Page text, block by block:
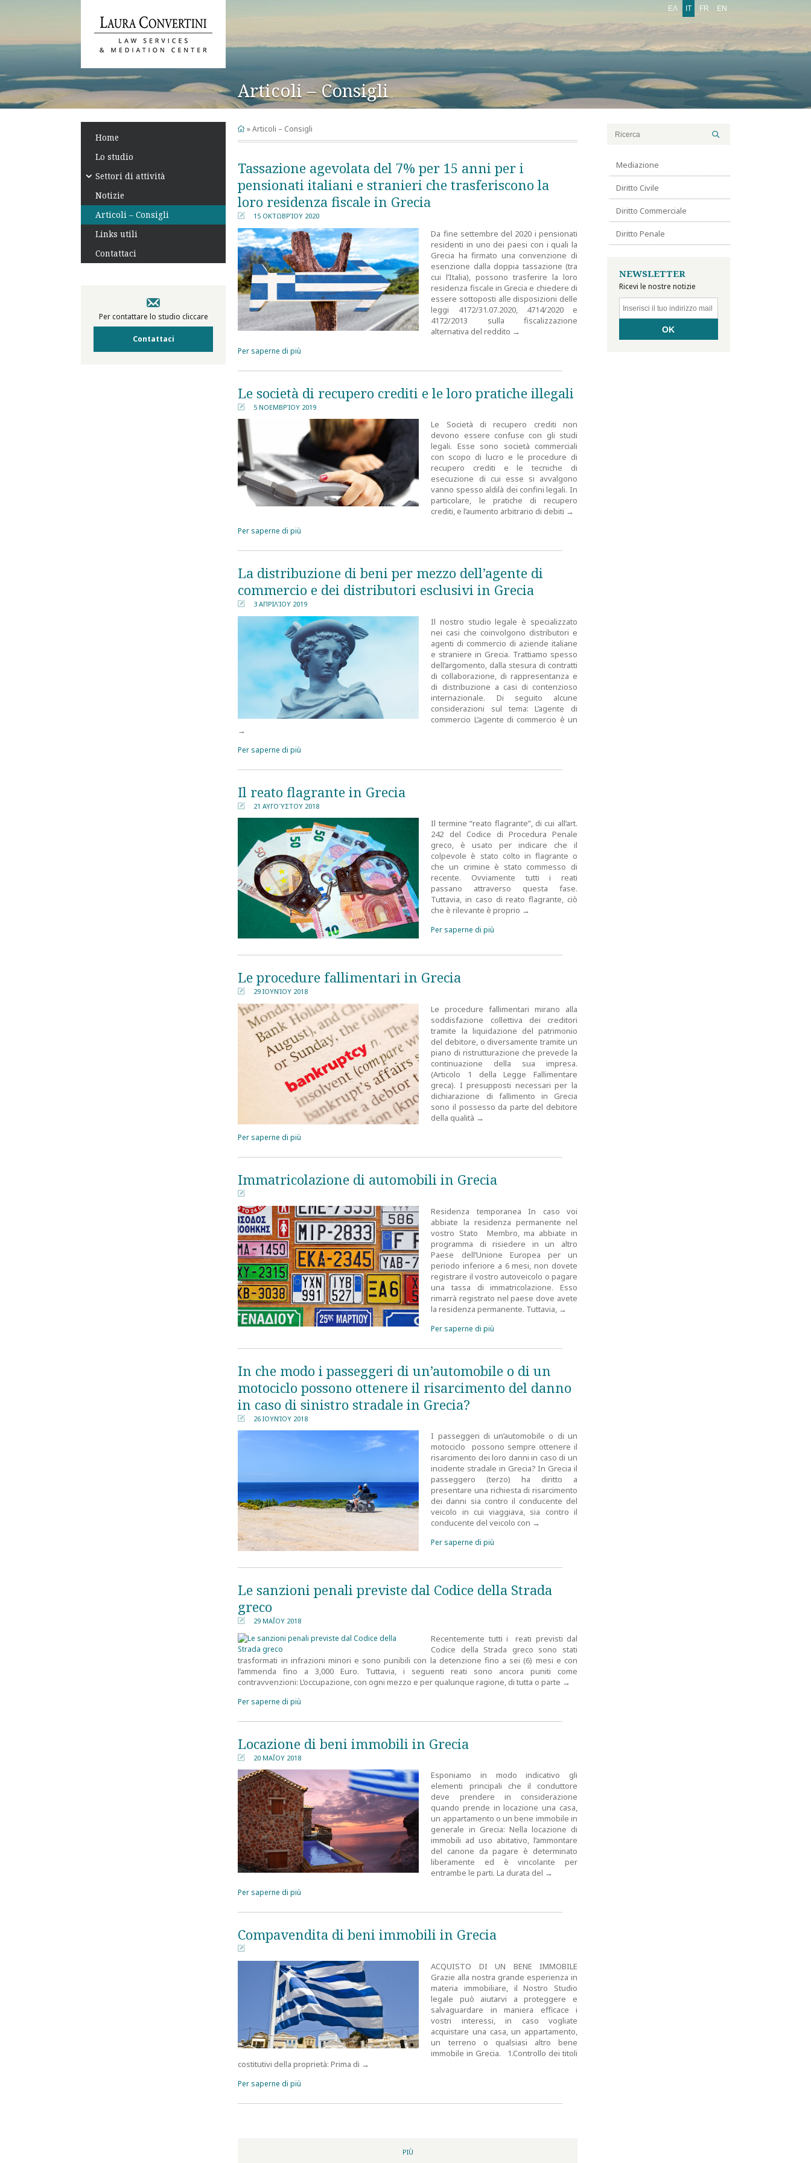
ΕΛ IT FR EN
Skip
Home
Lo studio
Settori di attività
Notizie
Articoli – Consigli
Links utili
Contattaci
Per contattare lo studio cliccare
Contattaci
Articoli – Consigli
»Articoli – Consigli
Tassazione agevolata del 7% per 15 anni per i
pensionati italiani e stranieri che trasferiscono la
loro residenza fiscale in Grecia
󰀄 15 ΟΚΤΩΒΡΊΟΥ 2020
Da fine settembre del 2020 i pensionati
residenti in uno dei paesi con i quali la
Grecia ha firmato una convenzione di
esenzione dalla doppia tassazione (tra
cui l’Italia), possono trasferire la loro
residenza fiscale in Grecia e chiedere di
essere sottoposti alle disposizioni delle
leggi 4172/31.07.2020, 4714/2020 e
4172/2013 sulla fiscalizzazione
alternativa del reddito →
Per saperne di più
Le società di recupero crediti e le loro pratiche illegali
󰀄 5 ΝΟΕΜΒΡΊΟΥ 2019
Le Società di recupero crediti non
devono essere confuse con gli studi
legali. Esse sono società commerciali
con scopo di lucro e le procedure di
recupero crediti e le tecniche di
esecuzione di cui esse si avvalgono
vanno spesso aldilà dei confini legali. In
particolare, le pratiche di recupero
crediti, e l’aumento arbitrario di debiti →
Per saperne di più
La distribuzione di beni per mezzo dell’agente di
commercio e dei distributori esclusivi in Grecia
󰀄 3 ΑΠΡΙΛΊΟΥ 2019
Il nostro studio legale è specializzato
nei casi che coinvolgono distributori e
agenti di commercio di aziende italiane
e straniere in Grecia. Trattiamo spesso
dell’argomento, dalla stesura di contratti
di collaborazione, di rappresentanza e
di distribuzione a casi di contenzioso
internazionale. Di seguito alcune
considerazioni sul tema: L’agente di
commercio L’agente di commercio è un
→
Per saperne di più
Il reato flagrante in Grecia
󰀄 21 ΑΥΓΟΎΣΤΟΥ 2018
Il termine “reato flagrante”, di cui all’art.
242 del Codice di Procedura Penale
greco, è usato per indicare che il
colpevole è stato colto in flagrante o
che un crimine è stato commesso di
recente. Ovviamente tutti i reati
passano attraverso questa fase.
Tuttavia, in caso di reato flagrante, ciò
che è rilevante è proprio →
Per saperne di più
Le procedure fallimentari in Grecia
󰀄 29 ΙΟΥΝΊΟΥ 2018
Le procedure fallimentari mirano alla
soddisfazione collettiva dei creditori
tramite la liquidazione del patrimonio
del debitore, o diversamente tramite un
piano di ristrutturazione che prevede la
continuazione della sua impresa.
(Articolo 1 della Legge Fallimentare
greca). I presupposti necessari per la
dichiarazione di fallimento in Grecia
sono il possesso da parte del debitore
della qualità →
Per saperne di più
Immatricolazione di automobili in Grecia
󰀄
Residenza temporanea In caso voi
abbiate la residenza permanente nel
vostro Stato Membro, ma abbiate in
programma di risiedere in un altro
Paese dell’Unione Europea per un
periodo inferiore a 6 mesi, non dovete
registrare il vostro autoveicolo o pagare
una tassa di immatricolazione. Esso
rimarrà registrato nel paese dove avete
la residenza permanente. Tuttavia, →
Per saperne di più
In che modo i passeggeri di un’automobile o di un
motociclo possono ottenere il risarcimento del danno
in caso di sinistro stradale in Grecia?
󰀄 26 ΙΟΥΝΊΟΥ 2018
I passeggeri di un’automobile o di un
motociclo possono sempre ottenere il
risarcimento dei loro danni in caso di un
incidente stradale in Grecia? In Grecia il
passeggero (terzo) ha diritto a
presentare una richiesta di risarcimento
dei danni sia contro il conducente del
veicolo in cui viaggiava, sia contro il
conducente del veicolo con →
Per saperne di più
Le sanzioni penali previste dal Codice della Strada
greco
󰀄 29 ΜΑΪ́ΟΥ 2018
Recentemente tutti i reati previsti dal
Codice della Strada greco sono stati
trasformati in infrazioni minori e sono punibili con la detenzione fino a sei (6) mesi e con
l’ammenda fino a 3,000 Euro. Tuttavia, i seguenti reati sono ancora puniti come
contravvenzioni: L’occupazione, con ogni mezzo e per qualunque ragione, di tutta o parte →
Per saperne di più
Locazione di beni immobili in Grecia
󰀄 20 ΜΑΪ́ΟΥ 2018
Esponiamo in modo indicativo gli
elementi principali che il conduttore
deve prendere in considerazione
quando prende in locazione una casa,
un appartamento o un bene immobile in
generale in Grecia: Nella locazione di
immobili ad uso abitativo, l’ammontare
del canone da pagare è determinato
liberamente ed è vincolante per
entrambe le parti. La durata del →
Per saperne di più
Compavendita di beni immobili in Grecia
󰀄
ACQUISTO DI UN BENE IMMOBILE
Grazie alla nostra grande esperienza in
materia immobiliare, il Nostro Studio
legale può aiutarvi a proteggere e
salvaguardare in maniera efficace i
vostri interessi, in caso vogliate
acquistare una casa, un appartamento,
un terreno o qualsiasi altro bene
immobile in Grecia. 1.Controllo dei titoli
costitutivi della proprietà: Prima di →
Per saperne di più
PIÙ
Mediazione
Diritto Civile
Diritto Commerciale
Diritto Penale
NEWSLETTER
Ricevi le nostre notizie